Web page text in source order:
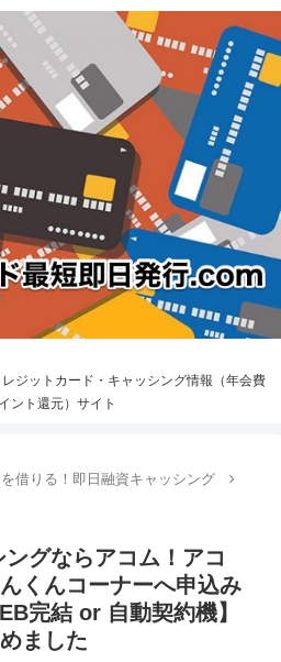
ジットカード・キャッシング情報（年会費
ント還元）サイト
借りる！即日融資キャッシング
グならアコム！アコ
くんコーナーへ申込み
完結 or 自動契約機】
ました